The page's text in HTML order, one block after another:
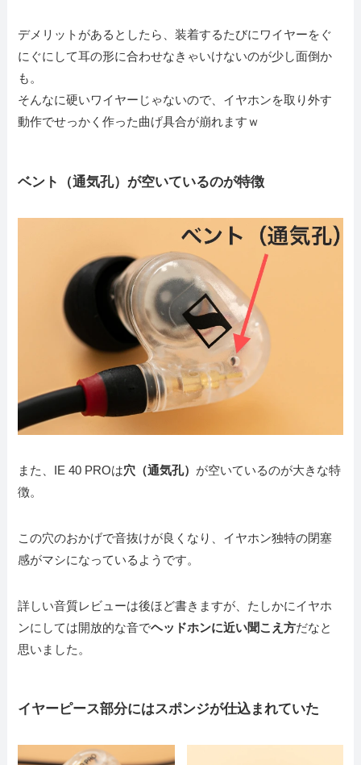
デメリットがあるとしたら、装着するたびにワイヤーをぐ
にぐにして耳の形に合わせなきゃいけないのが少し面倒か
も。
そんなに硬いワイヤーじゃないので、イヤホンを取り外す
動作でせっかく作った曲げ具合が崩れますｗ
ベント（通気孔）が空いているのが特徴
また、IE 40 PROは穴（通気孔） が空いているのが大きな特
徴。
この穴のおかげで音抜けが良くなり、イヤホン独特の閉塞
感がマシになっているようです。
詳しい音質レビューは後ほど書きますが、たしかにイヤホ
ンにしては開放的な音でヘッドホンに近い聞こえ方だなと
思いました。
イヤーピース部分にはスポンジが仕込まれていた